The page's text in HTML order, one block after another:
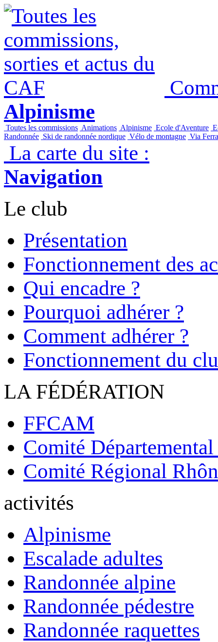
Alpinisme
Toutes les commissions Animations Alpinisme Ecole d'Aventure
Randonnée Ski de randonnée nordique Vélo de montagne Via
La carte du site :
Navigation
Le club
Présentation
Fonctionnement des
Qui encadre ?
Pourquoi adhérer ?
Comment adhérer ?
Fonctionnement du
LA FÉDÉRATION
FFCAM
Comité
Comité Régional
activités
Alpinisme
Escalade adultes
Randonnée alpine
Randonnée pédestre
Randonnée raquettes